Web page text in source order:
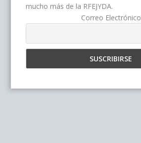
mucho más de la RFEJYDA.
Correo Electrónico